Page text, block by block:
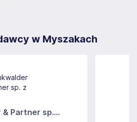
w Myszakach
Partner sp....